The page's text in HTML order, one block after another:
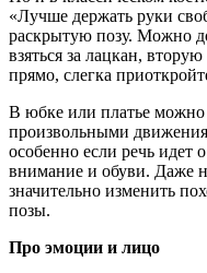
«Лучше держать руки
раскрытую позу. Можно
взяться за лацкан,
прямо, слегка
В юбке или платье можно
произвольными
особенно если речь идет
внимание и обуви. Даже
значительно изменить
позы.
Про эмоции и лицо